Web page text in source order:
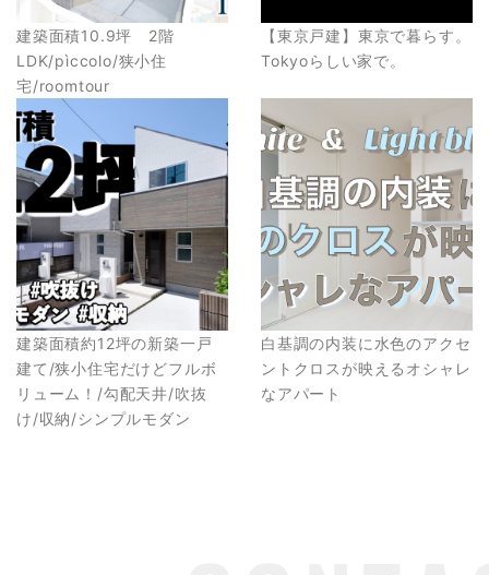
建築面積10.9坪 2階
LDK/pìccolo/狭小住
宅/roomtour
【東京戸建】東京で暮らす。
Tokyoらしい家で。
建築面積約12坪の新築一戸
建て/狭小住宅だけどフルボ
リューム！/勾配天井/吹抜
け/収納/シンプルモダン
白基調の内装に水色のアクセ
ントクロスが映えるオシャレ
なアパート